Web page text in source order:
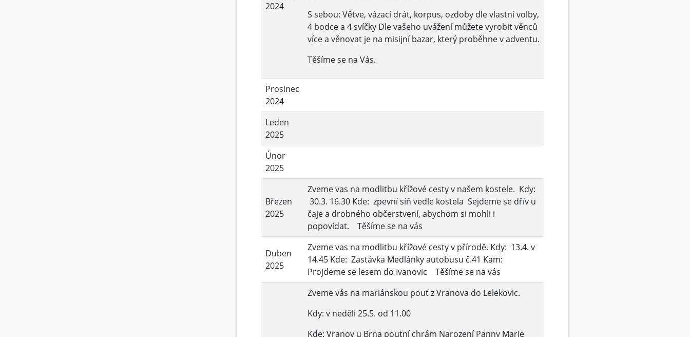
2024
S sebou: Větve, vázací drát, korpus, ozdoby dle vlastní volby,
4 bodce a 4 svíčky Dle vašeho uvážení můžete vyrobit věnců
více a věnovat je na misijní bazar, který proběhne v adventu.
Těšíme se na Vás.
Prosinec
2024
Leden
2025
Únor
2025
Březen
2025
Zveme vas na modlitbu křížové cesty v našem kostele. Kdy:
30.3. 16.30 Kde: zpevní síň vedle kostela Sejdeme se dřív u
čaje a drobného občerstvení, abychom si mohli i
popovídat. Těšíme se na vás
Duben
2025
Zveme vas na modlitbu křížové cesty v přírodě. Kdy: 13.4. v
14.45 Kde: Zastávka Medlánky autobusu č.41 Kam:
Projdeme se lesem do Ivanovic Těšíme se na vás
Zveme vás na mariánskou pouť z Vranova do Lelekovic.
Kdy: v neděli 25.5. od 11.00
Kde: Vranov u Brna poutní chrám Narození Panny Marie